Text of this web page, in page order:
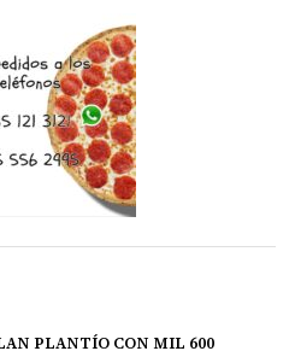
PLANTÍO CON MIL 600